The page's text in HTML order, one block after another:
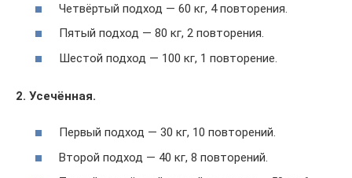
Четвёртый подход — 60 кг, 4 повторения.
Пятый подход — 80 кг, 2 повторения.
Шестой подход — 100 кг, 1 повторение.
2. Усечённая.
Первый подход — 30 кг, 10 повторений.
Второй подход — 40 кг, 8 повторений.